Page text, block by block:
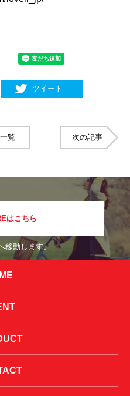
ツイート
覧 次の記事
はこちら
移動します。